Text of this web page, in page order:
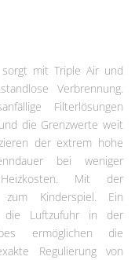
mit Triple Air und
Verbrennung.
Filterlösungen
die Grenzwerte weit
der extrem hohe
bei weniger
Mit der
Kinderspiel. Ein
die Luftzufuhr in der
ermöglichen die
Regulierung von